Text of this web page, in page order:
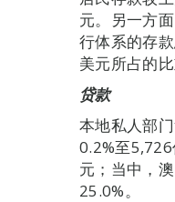
元。另一方
行体系的存
美元所占的
贷款
本地私人部
0.2%至
元；当中，
25.0%。